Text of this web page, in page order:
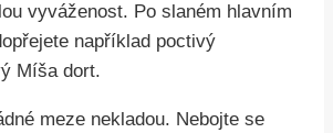
vyváženost. Po slaném hlavním
například poctivý
Míša dort.
meze nekladou. Nebojte se